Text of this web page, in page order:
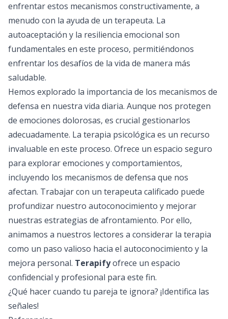
enfrentar estos mecanismos constructivamente, a
menudo con la ayuda de un terapeuta. La
autoaceptación y la resiliencia emocional son
fundamentales en este proceso, permitiéndonos
enfrentar los desafíos de la vida de manera más
saludable.
Hemos explorado la importancia de los mecanismos de
defensa en nuestra vida diaria. Aunque nos protegen
de emociones dolorosas, es crucial gestionarlos
adecuadamente. La terapia psicológica es un recurso
invaluable en este proceso. Ofrece un espacio seguro
para explorar emociones y comportamientos,
incluyendo los mecanismos de defensa que nos
afectan. Trabajar con un terapeuta calificado puede
profundizar nuestro autoconocimiento y mejorar
nuestras estrategias de afrontamiento. Por ello,
animamos a nuestros lectores a considerar la terapia
como un paso valioso hacia el autoconocimiento y la
mejora personal. Terapifyofrece un espacio
confidencial y profesional para este fin.
¿Qué hacer cuando tu pareja te ignora? ¡Identifica las
señales!